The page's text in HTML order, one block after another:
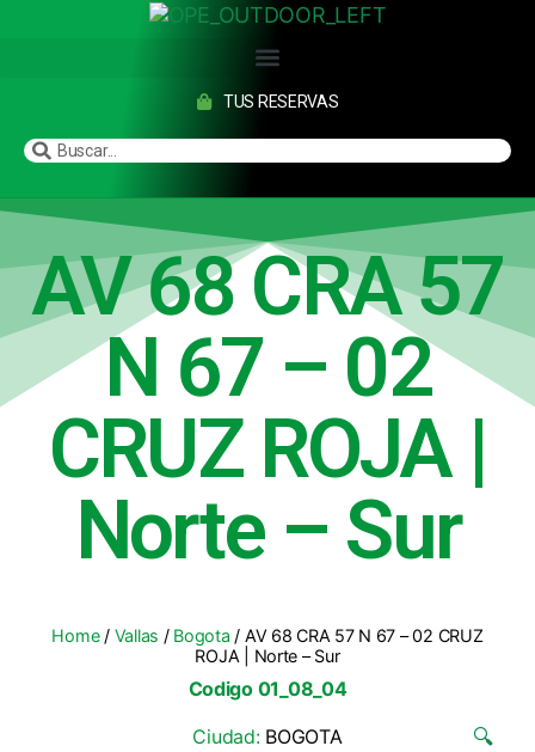
TUS RESERVAS
AV 68 CRA 57
N 67 – 02
CRUZ ROJA |
Norte – Sur
Home/ Vallas / Bogota / AV 68 CRA 57 N 67 – 02 CRUZ
ROJA | Norte – Sur
🔍
Codigo 01_08_04
Ciudad:BOGOTA